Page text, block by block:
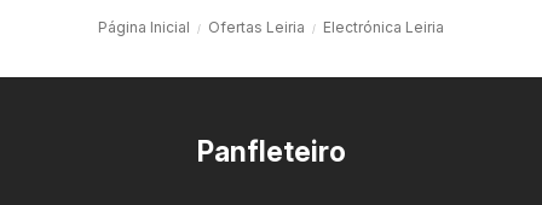
Página Inicial Ofertas Leiria Electrónica Leiria
Panfleteiro